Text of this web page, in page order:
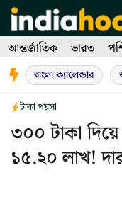
Skip
to
content
আন্তর্জাতিক ভারত
বাংলা ক্যালেন্ডার
টাকা পয়সা
৩০০ টাকা
১৫.২০ লাখ!